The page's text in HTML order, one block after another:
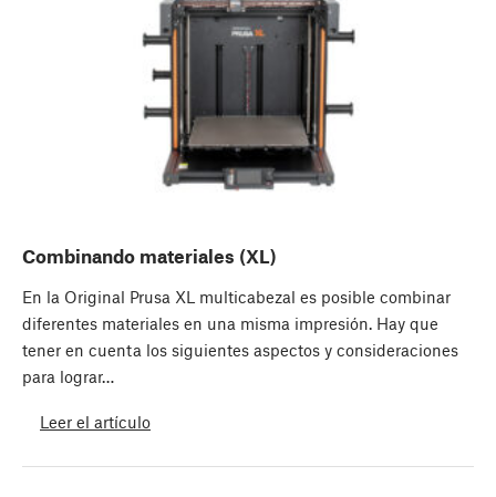
Combinando materiales (XL)
En la Original Prusa XL multicabezal es posible combinar
diferentes materiales en una misma impresión. Hay que
tener en cuenta los siguientes aspectos y consideraciones
para lograr…
Leer el artículo